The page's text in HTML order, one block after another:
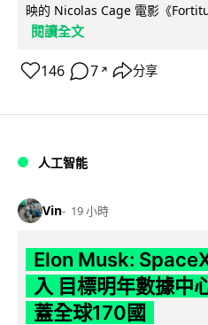
映的 Nicolas Cage 電影《
閱讀全文
146 7 ↗ 分享
人工智能
Vin 19 小時
Elon Musk:
入 目標明年數據中
蓋全球170國